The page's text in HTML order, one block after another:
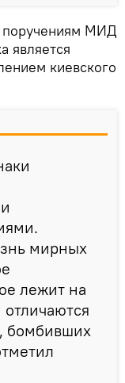
поручениям МИД
является
киевского
мирных
лежит на
бомбивших